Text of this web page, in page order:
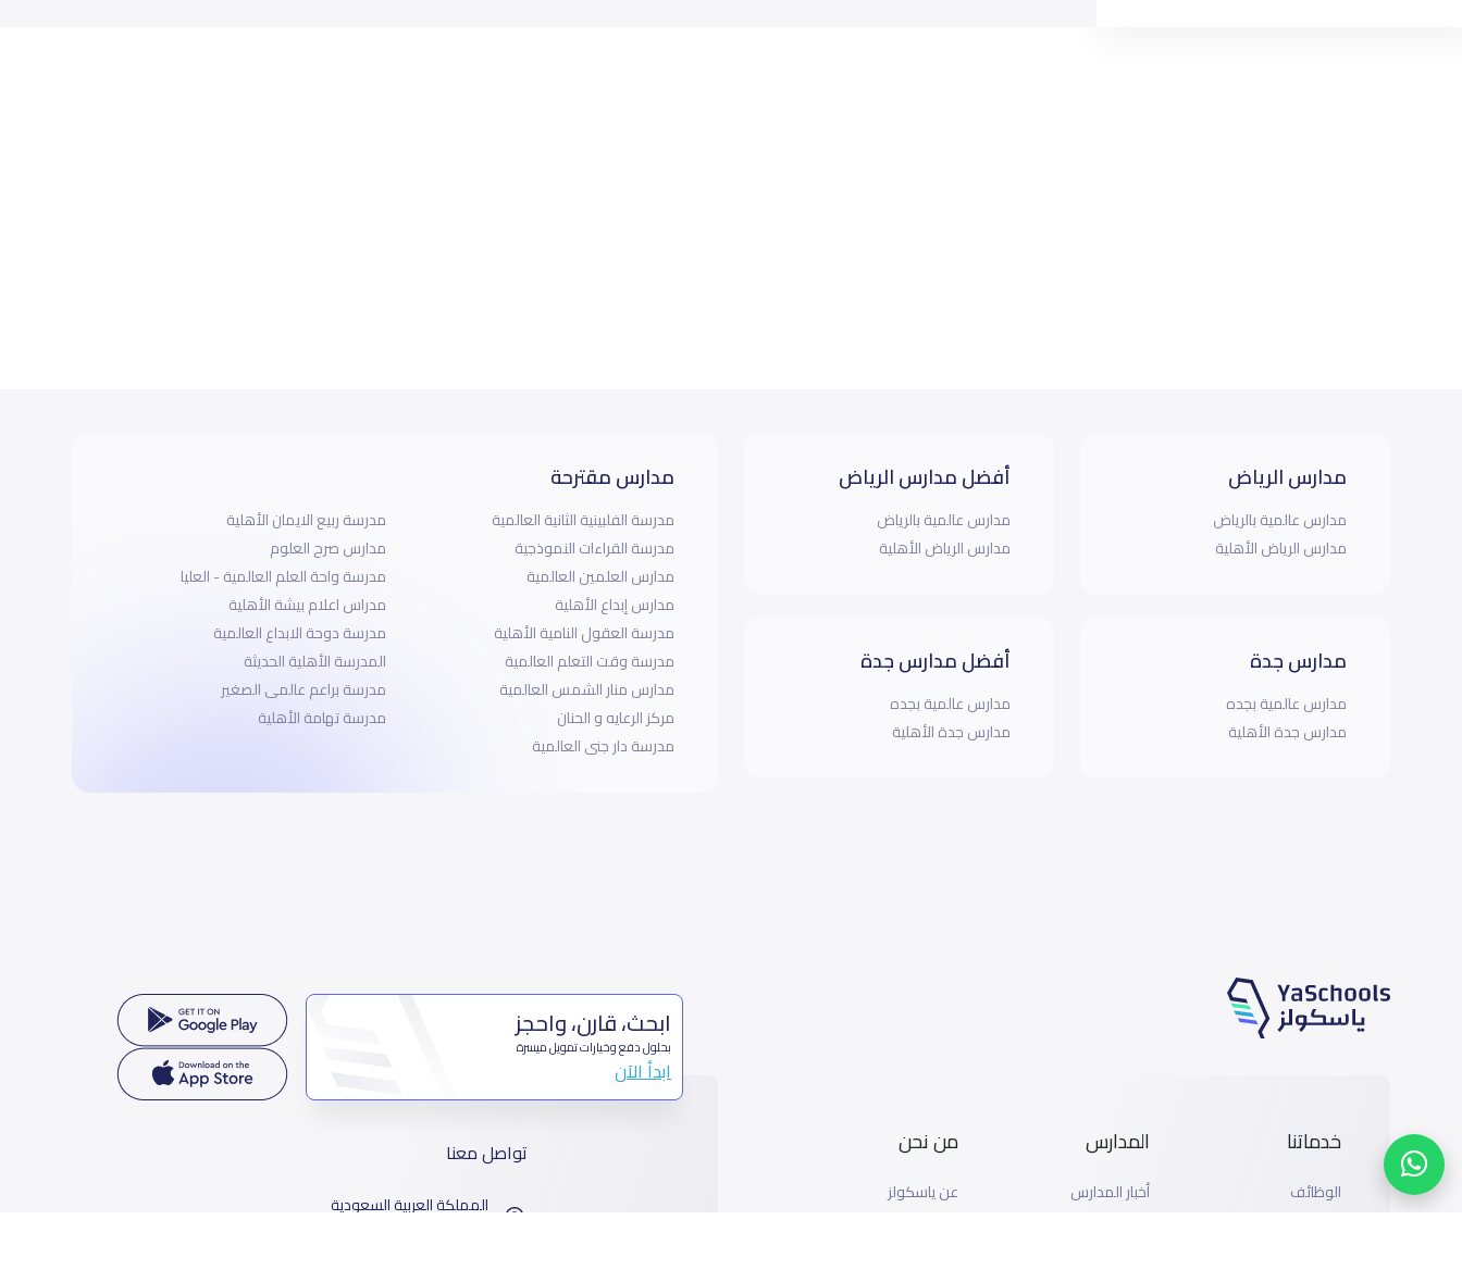
مدارس الرياض
مدارس عالمية بالرياض
مدارس الرياض الأهلية
مدارس جدة
مدارس عالمية بجده
مدارس جدة الأهلية
أفضل مدارس الرياض
مدارس عالمية بالرياض
مدارس الرياض الأهلية
أفضل مدارس جدة
مدارس عالمية بجده
مدارس جدة الأهلية
مدارس مقترحة
مدرسة الفلبينية الثانية العالمية
مدرسة القراءات النموذجية
مدارس العلمين العالمية
مدارس إبداع الأهلية
مدرسة العقول النامية الأهلية
مدرسة وقت التعلم العالمية
مدارس منار الشمس العالمية
مركز الرعايه و الحنان
مدرسة دار جنى العالمية
مدرسة ربيع الايمان الأهلية
مدارس صرح العلوم
مدرسة واحة العلم العالمية - العليا
مدراس اعلام بيشة الأهلية
مدرسة دوحة الابداع العالمية
المدرسة الأهلية الحديثة
مدرسة براعم عالمى الصغير
مدرسة تهامة الأهلية
خدماتنا
الوظائف
المدارس
أخبار المدارس
من نحن
عن ياسكولز
ابحث، قارن، واحجز
بحلول دفع وخيارات تمويل ميسرة
ابدأ الآن
تواصل معنا
المملكة العربية السعودية